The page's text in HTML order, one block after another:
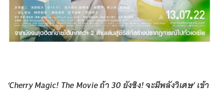
‘Cherry Magic! The Movie ถ้า 30 ยังซิง! จะมีพลังวิเศษ’ เข้า